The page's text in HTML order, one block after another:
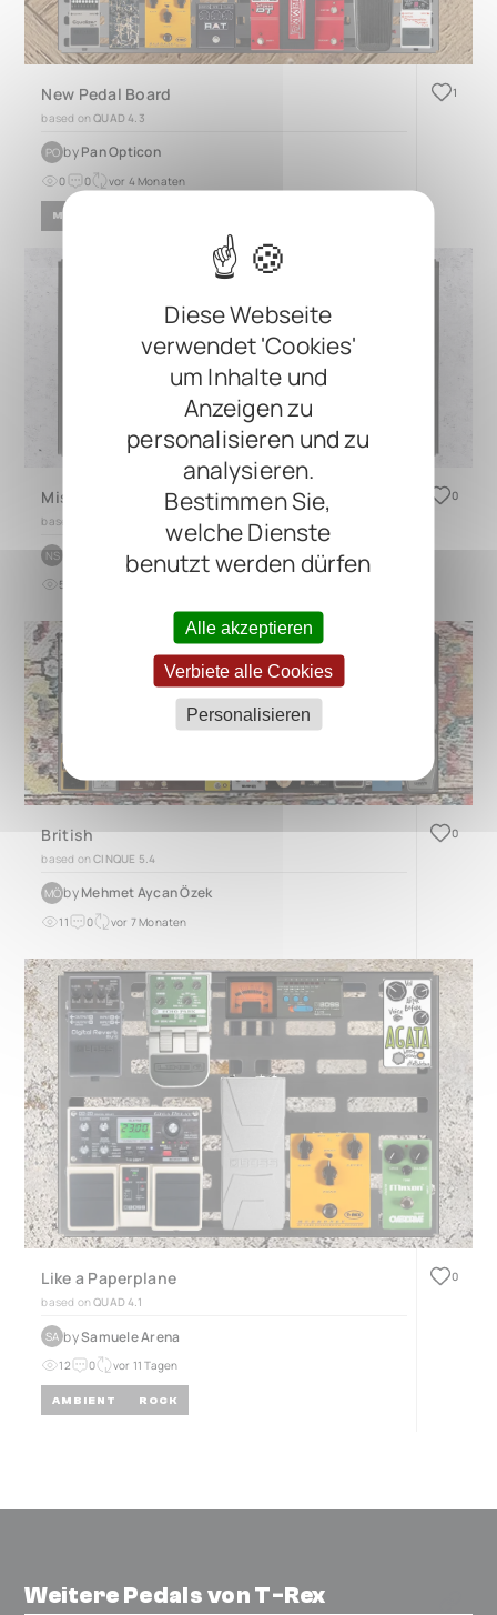
Diese Webseite
verwendet 'Cookies'
um Inhalte und
Anzeigen zu
personalisieren und zu
analysieren.
Bestimmen Sie,
welche Dienste
benutzt werden dürfen
Alle akzeptieren
Verbiete alle Cookies
Personalisieren
New Pedal Board
based on QUAD 4.3
PO byPan Opticon
0 0 vor 4 Monaten
METAL
1
Mission Control
based on
NS Nikki Stixx
5
0
British
based on CINQUE 5.4
MÖ byMehmet Aycan Özek
11 0 vor 7 Monaten
0
Like a Paperplane
based on QUAD 4.1
SA bySamuele Arena
12 0 vor 11 Tagen
AMBIENT ROCK
0
Weitere Pedals von T-Rex